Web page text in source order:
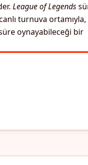
League of Legends
turnuva
oynayabileceği bir